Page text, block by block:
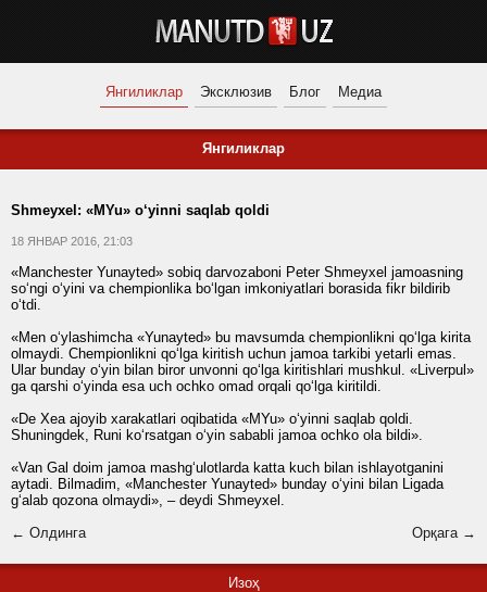
Янгиликлар Эксклюзив Блог Медиа
Янгиликлар
Shmeyxel: «MYu» o‘yinni saqlab qoldi
18 ЯНВАР 2016, 21:03
«Manchester Yunayted» sobiq darvozaboni Peter Shmeyxel jamoasning
so‘ngi o‘yini va chempionlika bo‘lgan imkoniyatlari borasida fikr bildirib
o‘tdi.
«Men o‘ylashimcha «Yunayted» bu mavsumda chempionlikni qo‘lga kirita
olmaydi. Chempionlikni qo‘lga kiritish uchun jamoa tarkibi yetarli emas.
Ular bunday o‘yin bilan biror unvonni qo‘lga kiritishlari mushkul. «Liverpul»
ga qarshi o‘yinda esa uch ochko omad orqali qo‘lga kiritildi.
«De Xea ajoyib xarakatlari oqibatida «MYu» o‘yinni saqlab qoldi.
Shuningdek, Runi ko‘rsatgan o‘yin sababli jamoa ochko ola bildi».
«Van Gal doim jamoa mashg‘ulotlarda katta kuch bilan ishlayotganini
aytadi. Bilmadim, «Manchester Yunayted» bunday o‘yini bilan Ligada
g‘alab qozona olmaydi», – deydi Shmeyxel.
← Олдинга
Орқага →
Изоҳ